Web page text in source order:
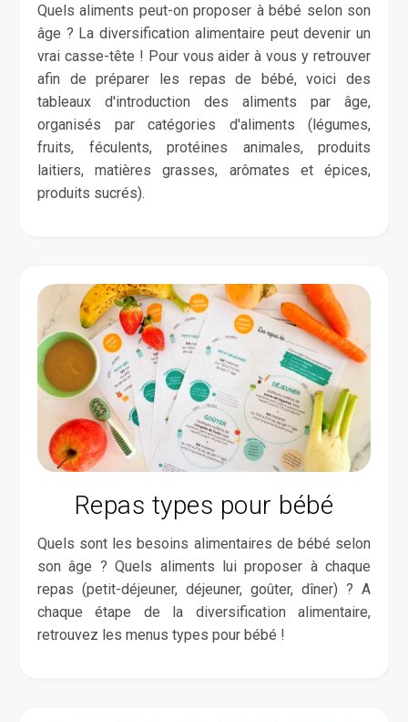
Quels aliments peut-on proposer à bébé selon son
âge ? La diversification alimentaire peut devenir un
vrai casse-tête ! Pour vous aider à vous y retrouver
afin de préparer les repas de bébé, voici des
tableaux d'introduction des aliments par âge,
organisés par catégories d'aliments (légumes,
fruits, féculents, protéines animales, produits
laitiers, matières grasses, arômates et épices,
produits sucrés).
Repas types pour bébé
Quels sont les besoins alimentaires de bébé selon
son âge ? Quels aliments lui proposer à chaque
repas (petit-déjeuner, déjeuner, goûter, dîner) ? A
chaque étape de la diversification alimentaire,
retrouvez les menus types pour bébé !